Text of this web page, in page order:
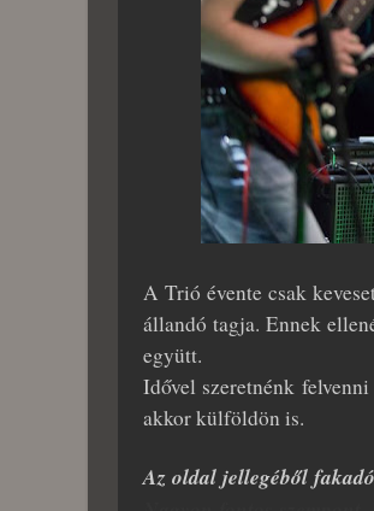
A Trió évente csak
állandó tagja. Ennek
együtt.
Idővel szeretnénk
akkor külföldön is.
Az oldal jellegéből